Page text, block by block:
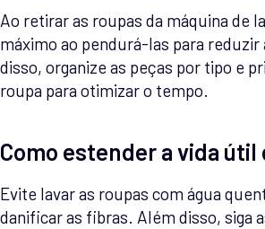
Ao retirar as roupas da máquina de
máximo ao pendurá-las para reduzir
disso, organize as peças por tipo e
roupa para otimizar o tempo.
Como estender a vida útil
Evite lavar as roupas com água
danificar as fibras. Além disso, siga